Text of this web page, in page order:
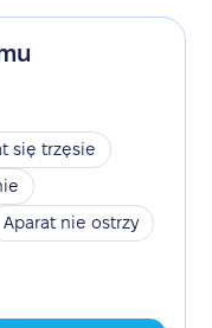
się trzęsie
Aparat nie ostrzy